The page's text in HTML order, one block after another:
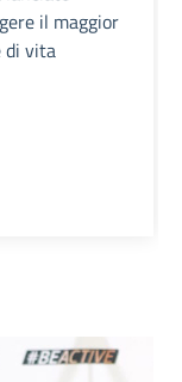
il maggior
di vita